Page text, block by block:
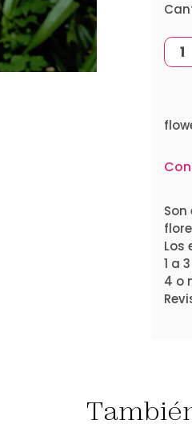
Los
1 a
4 o